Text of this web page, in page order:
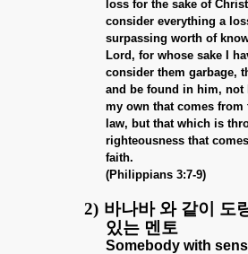
loss for the sake of
consider everything a
surpassing worth of
Lord, for whose sake I
consider them garbage,
and be found in him, not
my own that comes from
law, but that which is
righteousness that
faith.
(Philippians 3:7-9)
2) 바나바 와 같이 도
있는 멘토
Somebody with